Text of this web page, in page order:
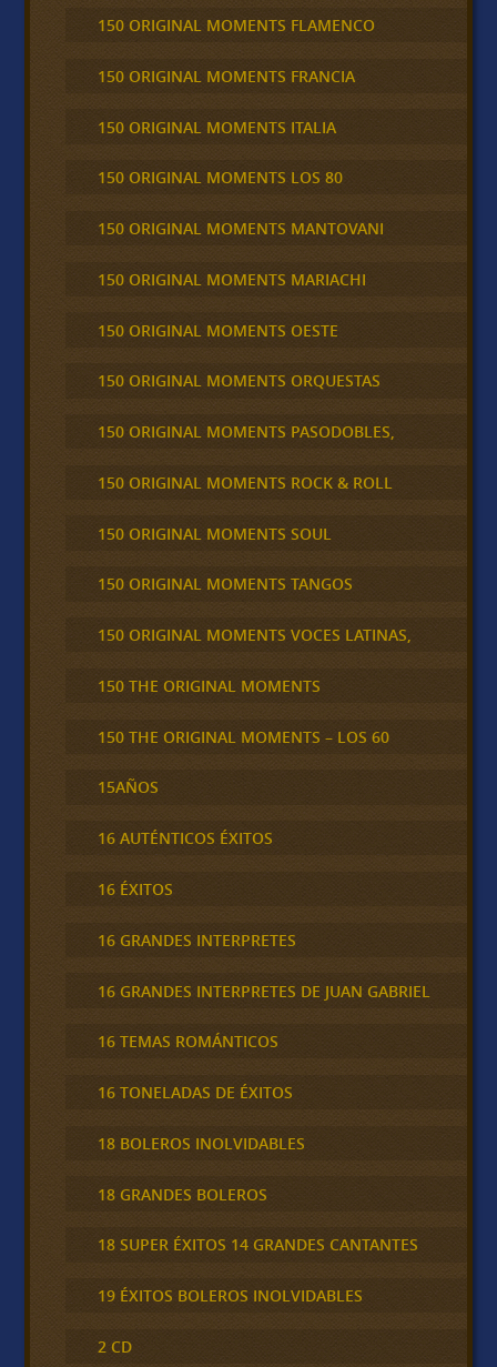
150 ORIGINAL MOMENTS FLAMENCO
150 ORIGINAL MOMENTS FRANCIA
150 ORIGINAL MOMENTS ITALIA
150 ORIGINAL MOMENTS LOS 80
150 ORIGINAL MOMENTS MANTOVANI
150 ORIGINAL MOMENTS MARIACHI
150 ORIGINAL MOMENTS OESTE
150 ORIGINAL MOMENTS ORQUESTAS
150 ORIGINAL MOMENTS PASODOBLES,
150 ORIGINAL MOMENTS ROCK & ROLL
150 ORIGINAL MOMENTS SOUL
150 ORIGINAL MOMENTS TANGOS
150 ORIGINAL MOMENTS VOCES LATINAS,
150 THE ORIGINAL MOMENTS
150 THE ORIGINAL MOMENTS – LOS 60
15AÑOS
16 AUTÉNTICOS ÉXITOS
16 ÉXITOS
16 GRANDES INTERPRETES
16 GRANDES INTERPRETES DE JUAN GABRIEL
16 TEMAS ROMÁNTICOS
16 TONELADAS DE ÉXITOS
18 BOLEROS INOLVIDABLES
18 GRANDES BOLEROS
18 SUPER ÉXITOS 14 GRANDES CANTANTES
19 ÉXITOS BOLEROS INOLVIDABLES
2 CD